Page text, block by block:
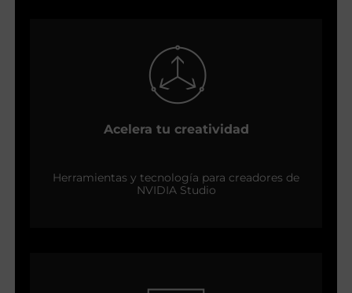
Acelera tu creatividad
Herramientas y tecnología para creadores de
NVIDIA Studio